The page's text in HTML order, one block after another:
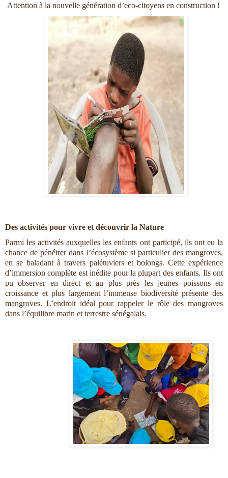
Attention à la nouvelle génération d’eco-citoyens en construction !
Des activités pour vivre et découvrir la Nature
Parmi les activités auxquelles les enfants ont participé, ils ont eu la
chance de pénétrer dans l’écosystème si particulier des mangroves,
en se baladant à travers palétuviers et bolongs. Cette expérience
d’immersion complète est inédite pour la plupart des enfants. Ils ont
pu observer en direct et au plus près les jeunes poissons en
croissance et plus largement l’immense biodiversité présente des
mangroves. L’endroit idéal pour rappeler le rôle des mangroves
dans l’équilibre marin et terrestre sénégalais.